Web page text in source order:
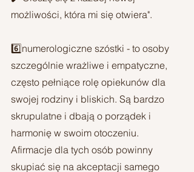
możliwości, która mi się otwiera".
6️⃣numerologiczne szóstki - to osoby
szczególnie wrażliwe i empatyczne,
często pełniące rolę opiekunów dla
swojej rodziny i bliskich. Są bardzo
skrupulatne i dbają o porządek i
harmonię w swoim otoczeniu.
Afirmacje dla tych osób powinny
skupiać się na akceptacji samego